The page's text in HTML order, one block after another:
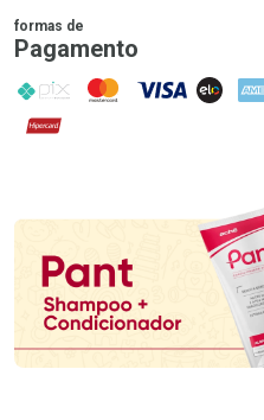
formas de
Pagamento
PIX MasterCard
VISA ELO
Hipercard
Promoção em